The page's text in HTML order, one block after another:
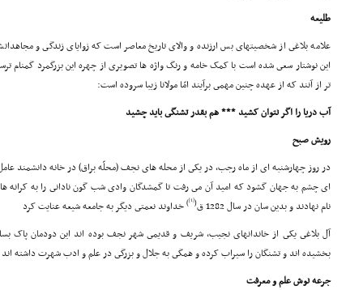
طلیعه
علامه بلاغى از شخصیتهاى بس ارزنده و والاى تاریخ معاصر است که زوایاى زندگى و
این نوشتار سعى شده است با کمک خامه و رنگ واژه ها تصویرى از چهره این بزرگمرد گمنام
تر از آنند که از عهده چنین مهمى برآیند امّا مولانا زیبا سروده است:
آب دریا را اگر نتوان کشید *** هم بقدر تشنگى باید چشید
رویش صبح
در روز چهارشنبه اى از ماه رجب، در یکى از محله هاى نجف (محلّه براق) در خانه دانشمند
اى چشم به جهان گشود که امید آن مى رفت تا گمشدگان وادى شب گون نادانى را به کرانه
نام نهادند و بدین سان در سال 1282 ق
(
[1]
)خداوند نعمتى دیگر به جامعه شیعه عنایت کرد
آل بلاغى یکى از خاندانهاى نجیب، شریف و قدیمى شهر نجف بوده اند این دودمان پاک
بخشیده اند و تشنگان را سیراب کرده و همگى به جلال و بزرگى در علم و ادب شهرت داشته اند
جرعه نوش علم و معرفت